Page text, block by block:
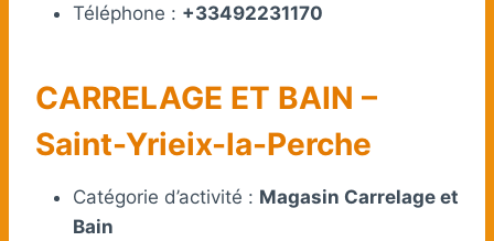
Téléphone : +33492231170
CARRELAGE ET BAIN –
Saint-Yrieix-la-Perche
Catégorie d’activité : Magasin Carrelage et
Bain